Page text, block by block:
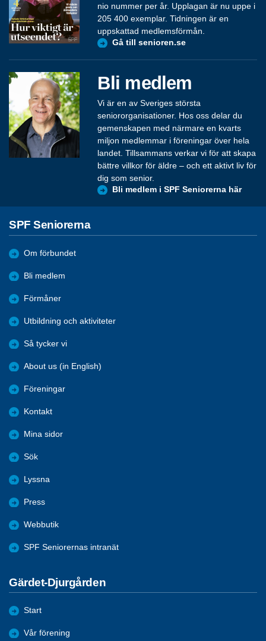
nio nummer per år. Upplagan är nu uppe i
205 400 exemplar. Tidningen är en
uppskattad medlemsförmån.
Gå till senioren.se
Bli medlem
Vi är en av Sveriges största
seniororganisationer. Hos oss delar du
gemenskapen med närmare en kvarts
miljon medlemmar i föreningar över hela
landet. Tillsammans verkar vi för att skapa
bättre villkor för äldre – och ett aktivt liv för
dig som senior.
Bli medlem i SPF Seniorerna här
SPF Seniorerna
Om förbundet
Bli medlem
Förmåner
Utbildning och aktiviteter
Så tycker vi
About us (in English)
Föreningar
Kontakt
Mina sidor
Sök
Lyssna
Press
Webbutik
SPF Seniorernas intranät
Gärdet-Djurgården
Start
Vår förening